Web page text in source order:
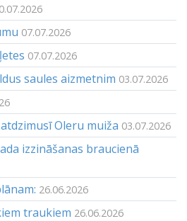
07.07.2026
07.07.2026
saules aizmetnim 03.07.2026
Oleru muiža 03.07.2026
izzināšanas braucienā
26.06.2026
traukiem 26.06.2026